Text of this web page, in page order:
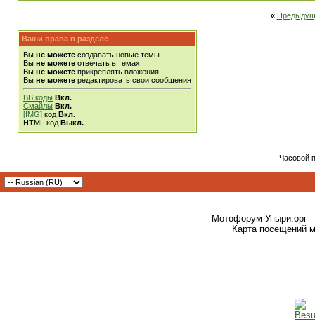
«
Ваши права в разделе
Вы не можете создавать новые темы
Вы не можете отвечать в темах
Вы не можете прикреплять вложения
Вы не можете редактировать свои сообщения
BB коды Вкл.
Смайлы Вкл.
[IMG] код Вкл.
HTML код Выкл.
Часовой
Мотофорум Упыри.орг -
Карта посещений